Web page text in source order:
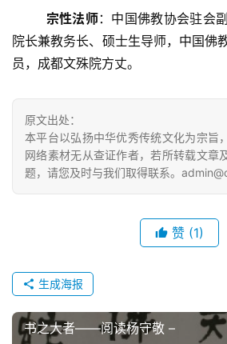
宗性法师：中国佛教协会驻会
院长兼教务长、硕士生导师，中国佛
员，成都文殊院方丈。
原文出处：
本平台以弘扬中华优秀传统文化为宗旨
网络素材无从查证作者，若所转载文章
题，请您及时与我们取得联系。
赞 (1)
生成海报
书之大者――阅读杨守敬 –